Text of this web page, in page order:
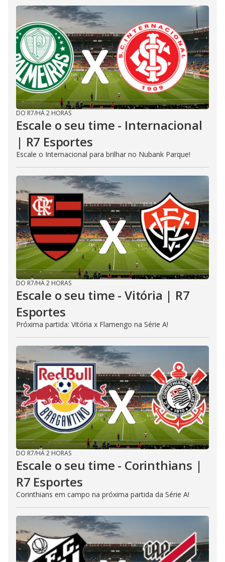
DO R7/HÁ 2 HORAS
Escale o seu time - Internacional
| R7 Esportes
Escale o Internacional para brilhar no Nubank Parque!
DO R7/HÁ 2 HORAS
Escale o seu time - Vitória | R7
Esportes
Próxima partida: Vitória x Flamengo na Série A!
DO R7/HÁ 2 HORAS
Escale o seu time - Corinthians |
R7 Esportes
Corinthians em campo na próxima partida da Série A!